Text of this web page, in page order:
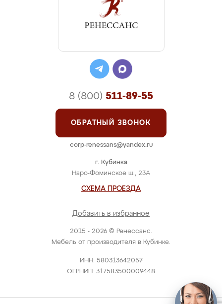
2015 - 2026 © Ренессанс.
Мебель от производителя в Кубинке.
ИНН: 580313642057
ОГРНИП: 317583500009448
г. Кубинка
Наро-Фоминское ш., 23А
СХЕМА ПРОЕЗДА
Добавить в избранное
8 (800) 511-89-55
ОБРАТНЫЙ ЗВОНОК
corp-renessans@yandex.ru